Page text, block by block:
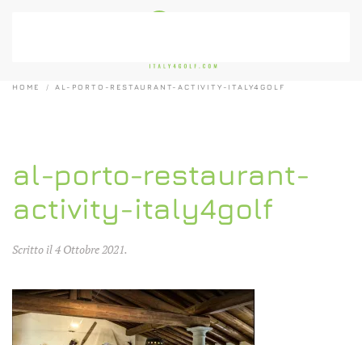
HOME AL-PORTO-RESTAURANT-ACTIVITY-ITALY4GOLF
al-porto-restaurant-
activity-italy4golf
Scritto il4 Ottobre 2021.